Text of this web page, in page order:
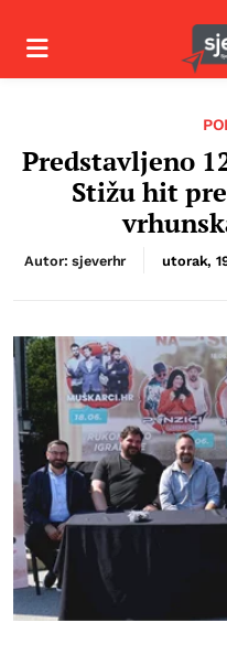
Izbornik
Predstavljeno
Stižu hit
Autor: sjeverhr utorak,